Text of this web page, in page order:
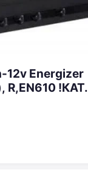
R,EN610 !КАТ.